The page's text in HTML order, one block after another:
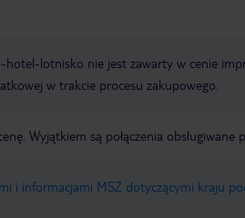
lotnisko nie jest zawarty w cenie
w trakcie procesu zakupowego.
Wyjątkiem są połączenia obsługiwane
i informacjami MSZ dotyczącymi kraju